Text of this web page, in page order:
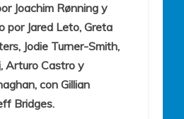
Joachim Rønning y
por Jared Leto, Greta
Jodie Turner-Smith,
Arturo Castro y
con Gillian
Bridges.